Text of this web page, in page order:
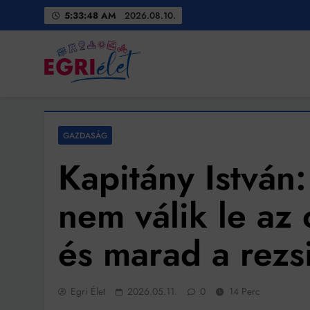
5:33:50 AM 2026.08.10.
Ingatlanpiaci
Egri Élet
GAZDASÁG
Kapitány
nem válik le
és marad a
Egri Élet 2026.05.11. 0 14 Perc